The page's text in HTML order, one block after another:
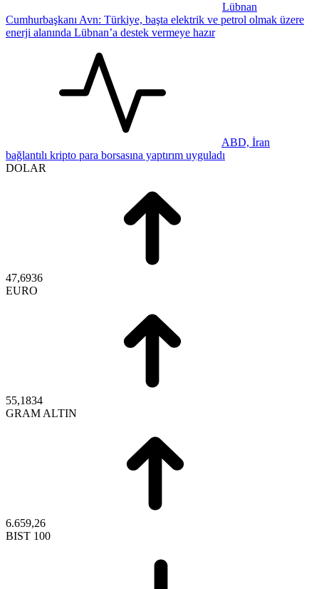
Lübnan
Cumhurbaşkanı Avn: Türkiye, başta elektrik ve petrol olmak üzere
enerji alanında Lübnan’a destek vermeye hazır
ABD, İran
bağlantılı kripto para borsasına yaptırım uyguladı
DOLAR
47,6936
EURO
55,1834
GRAM ALTIN
6.659,26
BIST 100